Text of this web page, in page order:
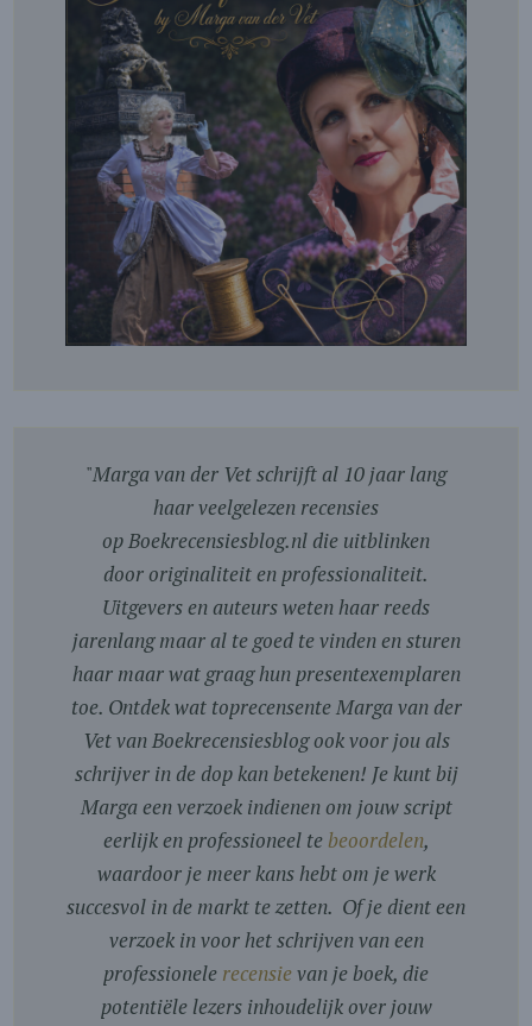
"Marga van der Vet schrijft al 10 jaar lang
haar veelgelezen recensies
op Boekrecensiesblog.nl die uitblinken
door originaliteit en professionaliteit.
Uitgevers en auteurs weten haar reeds
jarenlang maar al te goed te vinden en sturen
haar maar wat graag hun presentexemplaren
toe. Ontdek wat toprecensente Marga van der
Vet van Boekrecensiesblog ook voor jou als
schrijver in de dop kan betekenen! Je kunt bij
Marga een verzoek indienen om jouw script
eerlijk en professioneel te beoordelen,
waardoor je meer kans hebt om je werk
succesvol in de markt te zetten. Of je dient een
verzoek in voor het schrijven van een
professionele recensievan je boek, die
potentiële lezers inhoudelijk over jouw